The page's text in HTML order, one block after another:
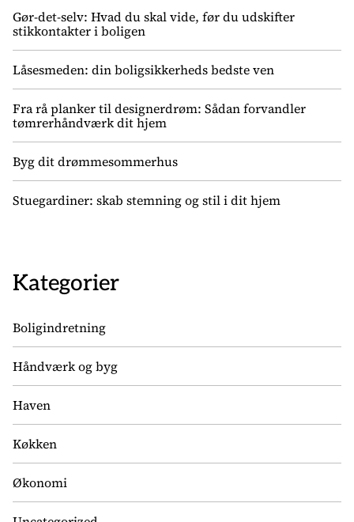
Gør-det-selv: Hvad du skal vide, før du udskifter
stikkontakter i boligen
Låsesmeden: din boligsikkerheds bedste ven
Fra rå planker til designerdrøm: Sådan forvandler
tømrerhåndværk dit hjem
Byg dit drømmesommerhus
Stuegardiner: skab stemning og stil i dit hjem
Kategorier
Boligindretning
Håndværk og byg
Haven
Køkken
Økonomi